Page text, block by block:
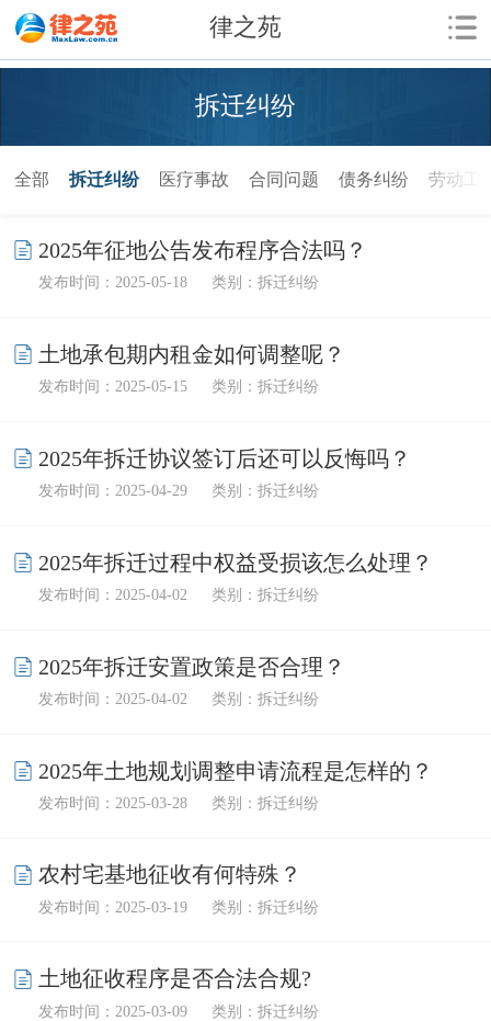
律之苑
拆迁纠纷
全部 拆迁纠纷 医疗事故 合同问题 债务纠纷 劳动工
2025年征地公告发布程序合法吗？
发布时间：2025-05-18 类别：拆迁纠纷
土地承包期内租金如何调整呢？
发布时间：2025-05-15 类别：拆迁纠纷
2025年拆迁协议签订后还可以反悔吗？
发布时间：2025-04-29 类别：拆迁纠纷
2025年拆迁过程中权益受损该怎么处理？
发布时间：2025-04-02 类别：拆迁纠纷
2025年拆迁安置政策是否合理？
发布时间：2025-04-02 类别：拆迁纠纷
2025年土地规划调整申请流程是怎样的？
发布时间：2025-03-28 类别：拆迁纠纷
农村宅基地征收有何特殊？
发布时间：2025-03-19 类别：拆迁纠纷
土地征收程序是否合法合规?
发布时间：2025-03-09 类别：拆迁纠纷